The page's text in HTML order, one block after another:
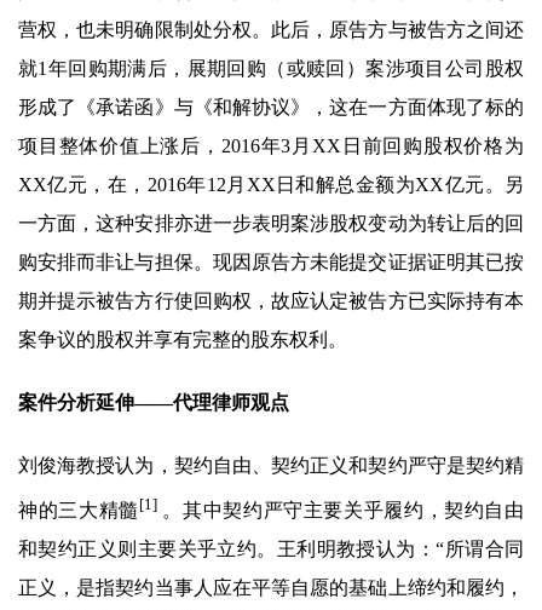
营权，也未明确限制处分权。此后，原告方与被告方之间还
就1年回购期满后，展期回购（或赎回）案涉项目公司股权
形成了《承诺函》与《和解协议》，这在一方面体现了标的
项目整体价值上涨后，2016年3月XX日前回购股权价格为
XX亿元，在，2016年12月XX日和解总金额为XX亿元。另
一方面，这种安排亦进一步表明案涉股权变动为转让后的回
购安排而非让与担保。现因原告方未能提交证据证明其已按
期并提示被告方行使回购权，故应认定被告方已实际持有本
案争议的股权并享有完整的股东权利。
案件分析延伸——代理律师观点
刘俊海教授认为，契约自由、契约正义和契约严守是契约精
神的三大精髓 [1]。其中契约严守主要关乎履约，契约自由
和契约正义则主要关乎立约。王利明教授认为：“所谓合同
正义，是指契约当事人应在平等自愿的基础上缔约和履约，